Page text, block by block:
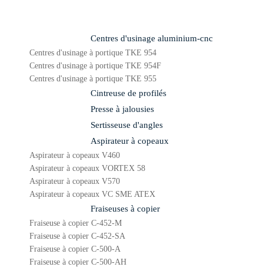
Centres d'usinage aluminium-cnc
Centres d'usinage à portique TKE 954
Centres d'usinage à portique TKE 954F
Centres d'usinage à portique TKE 955
Cintreuse de profilés
Presse à jalousies
Sertisseuse d'angles
Aspirateur à copeaux
Aspirateur à copeaux V460
Aspirateur à copeaux VORTEX 58
Aspirateur à copeaux V570
Aspirateur à copeaux VC SME ATEX
Fraiseuses à copier
Fraiseuse à copier C-452-M
Fraiseuse à copier C-452-SA
Fraiseuse à copier C-500-A
Fraiseuse à copier C-500-AH